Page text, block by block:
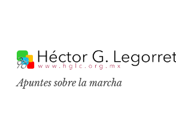
k
p
Apuntes sobre la marcha